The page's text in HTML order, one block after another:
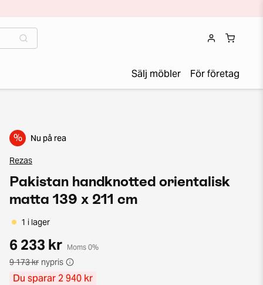
Sälj möbler För företag
% Nu på rea
Rezas
Pakistan handknotted orientalisk
matta 139 x 211 cm
1 i lager
6 233 kr Moms 0%
9 173 kr nypris
Du sparar 2 940 kr